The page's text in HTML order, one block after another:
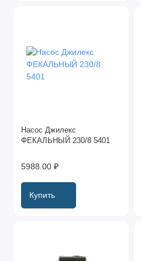
Насос Джилекс
ФЕКАЛЬНЫЙ 230/8 5401
5988.00 ₽
Купить